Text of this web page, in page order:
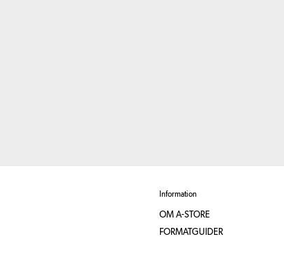
Information
OM A-STORE
FORMATGUIDER